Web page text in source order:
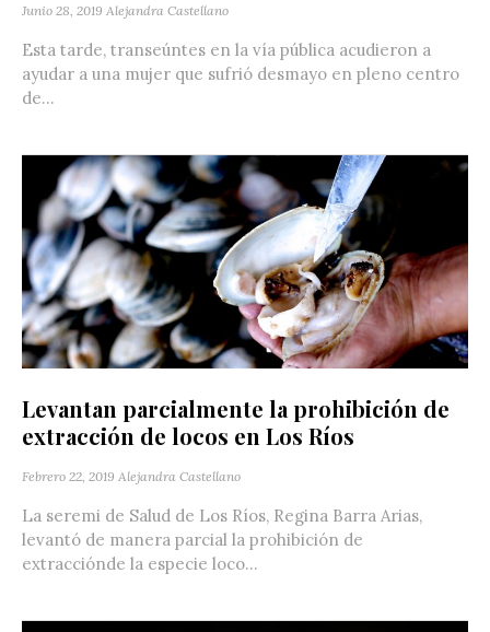
Junio 28, 2019 Alejandra Castellano
Esta tarde, transeúntes en la vía pública acudieron a
ayudar a una mujer que sufrió desmayo en pleno centro
de...
Levantan parcialmente la prohibición de
extracción de locos en Los Ríos
Febrero 22, 2019 Alejandra Castellano
La seremi de Salud de Los Ríos, Regina Barra Arias,
levantó de manera parcial la prohibición de
extracciónde la especie loco...